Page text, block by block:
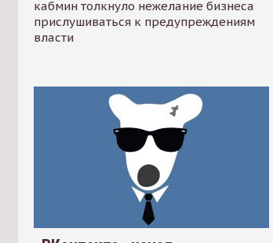
кабмин толкнуло нежелание бизнеса
прислушиваться к предупреждениям
власти